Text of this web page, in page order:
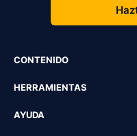
CONTENIDO
HERRAMIENTAS
AYUDA